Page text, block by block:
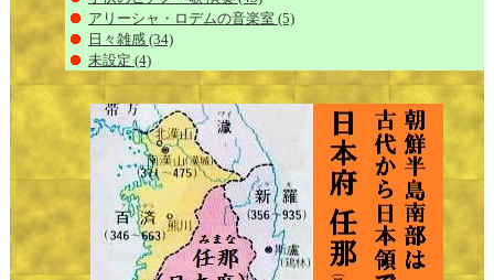
アリーシャ・ロデムの音楽室 (5)
日々雑感 (34)
未設定 (4)